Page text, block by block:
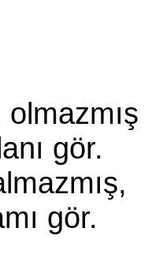
gör.
gör.